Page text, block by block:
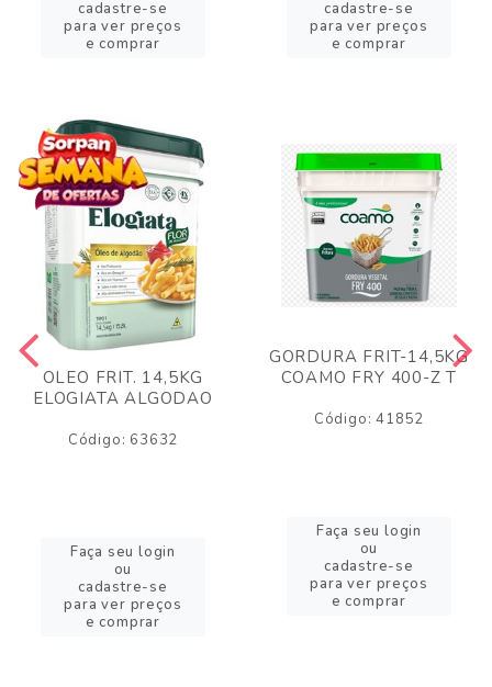
cadastre-se
para ver preços
e comprar
cadastre-se
para ver preços
e comprar
OLEO FRIT. 14,5KG
ELOGIATA ALGODAO
Código: 63632
Faça seu login
ou
cadastre-se
para ver preços
e comprar
GORDURA FRIT-14,5KG
COAMO FRY 400-Z T
Código: 41852
Faça seu login
ou
cadastre-se
para ver preços
e comprar